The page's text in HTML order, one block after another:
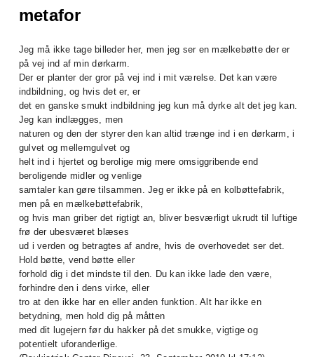
metafor
Jeg må ikke tage billeder her, men jeg ser en mælkebøtte der er
på vej ind af min dørkarm.
Der er planter der gror på vej ind i mit værelse. Det kan være
indbildning, og hvis det er, er
det en ganske smukt indbildning jeg kun må dyrke alt det jeg kan.
Jeg kan indlægges, men
naturen og den der styrer den kan altid trænge ind i en dørkarm, i
gulvet og mellemgulvet og
helt ind i hjertet og berolige mig mere omsiggribende end
beroligende midler og venlige
samtaler kan gøre tilsammen. Jeg er ikke på en kolbøttefabrik,
men på en mælkebøttefabrik,
og hvis man griber det rigtigt an, bliver besværligt ukrudt til luftige
frø der ubesværet blæses
ud i verden og betragtes af andre, hvis de overhovedet ser det.
Hold bøtte, vend bøtte eller
forhold dig i det mindste til den. Du kan ikke lade den være,
forhindre den i dens virke, eller
tro at den ikke har en eller anden funktion. Alt har ikke en
betydning, men hold dig på måtten
med dit lugejern før du hakker på det smukke, vigtige og
potentielt uforanderlige.